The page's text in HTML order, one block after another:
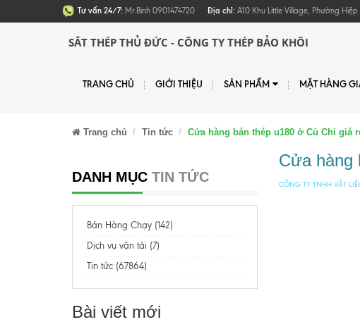
Tư vấn 24/7: Mr.Bình 0901474720 Địa chỉ: A10 Khu Little Village, Phường
SẮT THÉP THỦ ĐỨC - CÔNG TY THÉP BẢO KHÔI
TRANG CHỦ GIỚI THIỆU SẢN PHẨM MẶT HÀNG
Trang chủ Tin tức Cửa hàng bán thép u180 ở Củ Chi giá
DANH MỤC TIN TỨC
Bán Hàng Chạy (142)
Dịch vụ vận tải (7)
Tin tức (67864)
Bài viết mới
Cửa hàng
CÔNG TY TNHH VẬT